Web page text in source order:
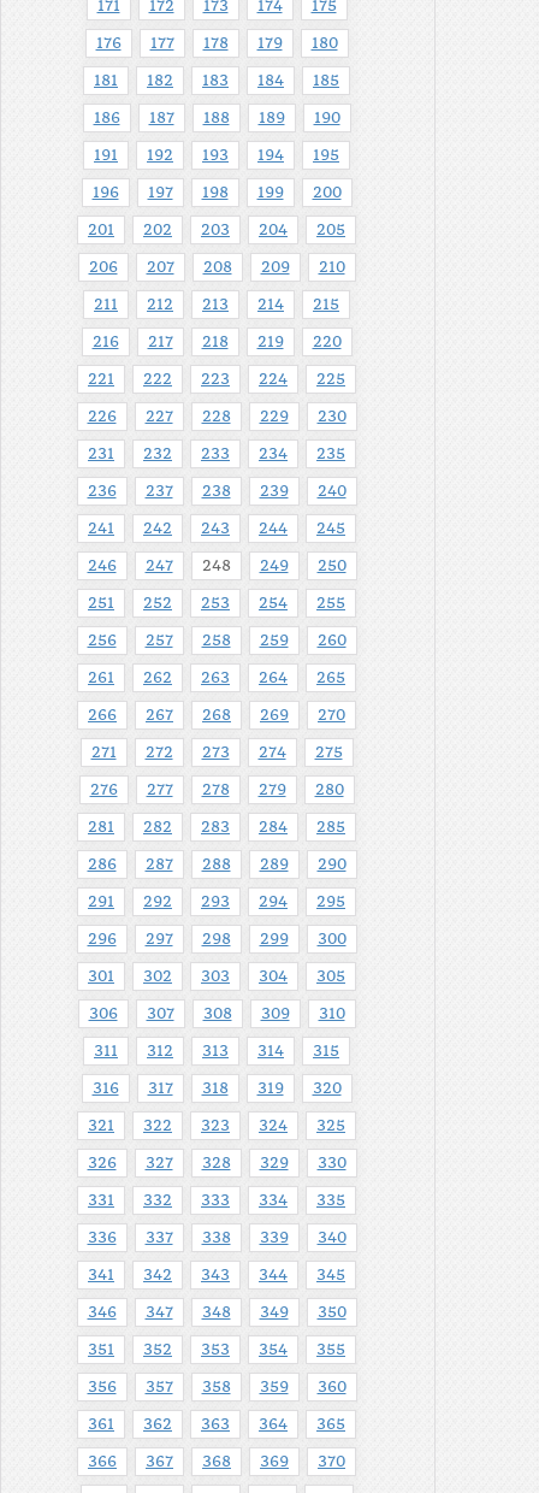
171 172 173 174 175
176 177 178 179 180
181 182 183 184 185
186 187 188 189 190
191 192 193 194 195
196 197 198 199 200
201 202 203 204 205
206 207 208 209 210
211 212 213 214 215
216 217 218 219 220
221 222 223 224 225
226 227 228 229 230
231 232 233 234 235
236 237 238 239 240
241 242 243 244 245
246 247 248 249 250
251 252 253 254 255
256 257 258 259 260
261 262 263 264 265
266 267 268 269 270
271 272 273 274 275
276 277 278 279 280
281 282 283 284 285
286 287 288 289 290
291 292 293 294 295
296 297 298 299 300
301 302 303 304 305
306 307 308 309 310
311 312 313 314 315
316 317 318 319 320
321 322 323 324 325
326 327 328 329 330
331 332 333 334 335
336 337 338 339 340
341 342 343 344 345
346 347 348 349 350
351 352 353 354 355
356 357 358 359 360
361 362 363 364 365
366 367 368 369 370